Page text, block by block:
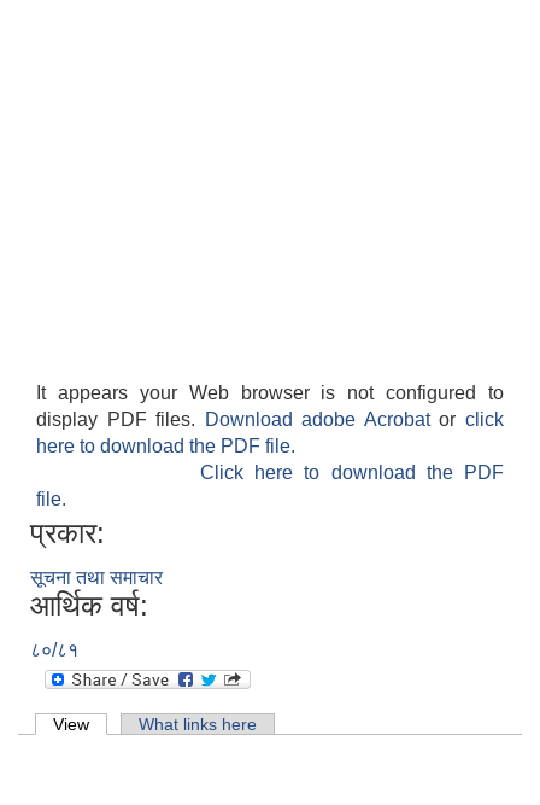
It appears your Web browser is not configured to
display PDF files.
Download adobe Acrobatorclick
here to download the PDF file.
Click here to download the PDF
file.
प्रकार:
सूचना तथा समाचार
आर्थिक वर्ष:
८०/८१
Primary tabs
View (active tab)What links here